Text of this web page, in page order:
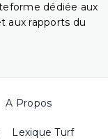
dédiée aux
aux rapports du
A Propos
Lexique Turf